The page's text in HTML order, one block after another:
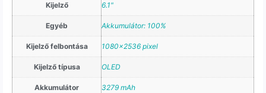
Kijelző 6.1"
Egyéb Akkumulátor: 100%
Kijelző felbontása 1080×2536 pixel
Kijelző típusa OLED
Akkumulátor
3279 mAh